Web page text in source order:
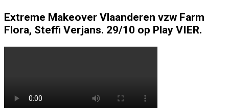
Extreme Makeover Vlaanderen vzw Farm
Flora, Steffi Verjans. 29/10 op Play VIER.